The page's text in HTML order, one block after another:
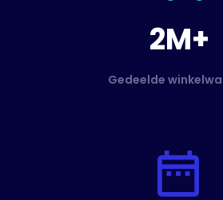
2M+
Gedeelde